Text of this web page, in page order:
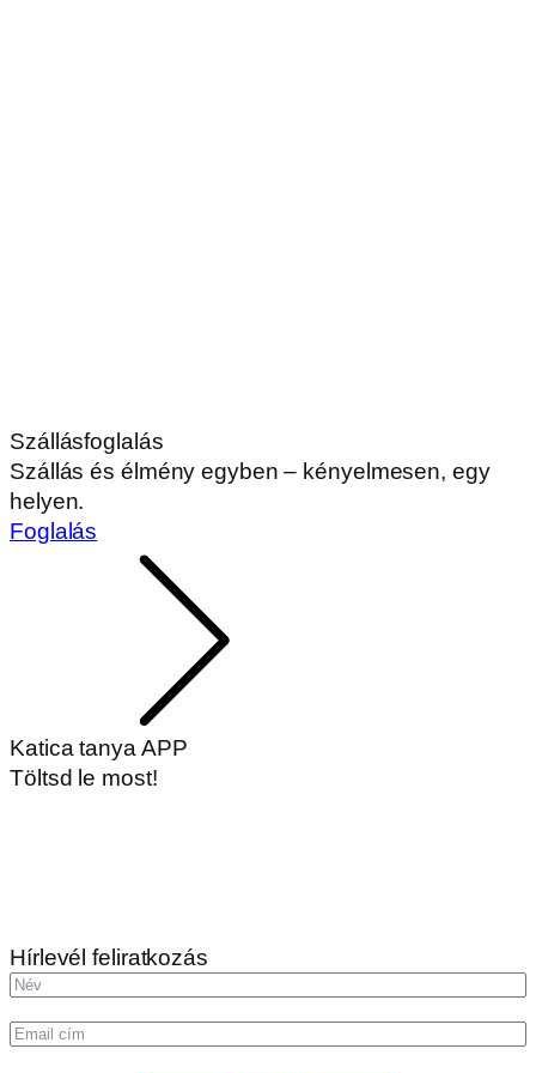
Szállásfoglalás
Szállás és élmény egyben – kényelmesen, egy
helyen.
Foglalás
Katica tanya APP
Töltsd le most!
Hírlevél feliratkozás